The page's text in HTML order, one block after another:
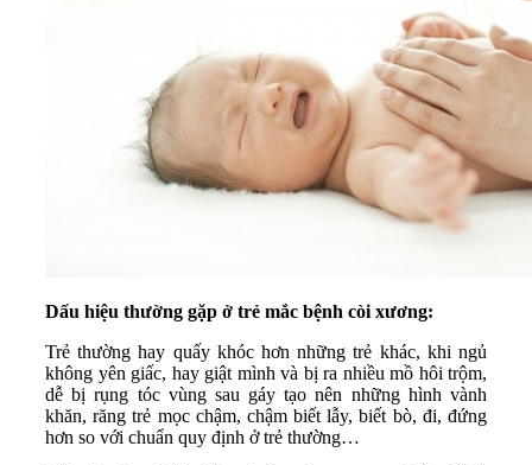
Dấu hiệu thường gặp ở trẻ mắc bệnh còi xương:
Trẻ thường hay quấy khóc hơn những trẻ khác, khi ngủ
không yên giấc, hay giật mình và bị ra nhiều mồ hôi trộm,
dễ bị rụng tóc vùng sau gáy tạo nên những hình vành
khăn, răng trẻ mọc chậm, chậm biết lẫy, biết bò, đi, đứng
hơn so với chuẩn quy định ở trẻ thường…